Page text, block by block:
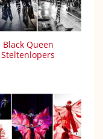
Black Queen
Steltenlopers